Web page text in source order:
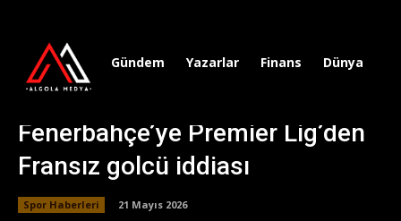
Gündem Yazarlar Finans Dünya
Fenerbahçe’ye Premier Lig’den
Fransız golcü iddiası
Spor Haberleri 21 Mayıs 2026